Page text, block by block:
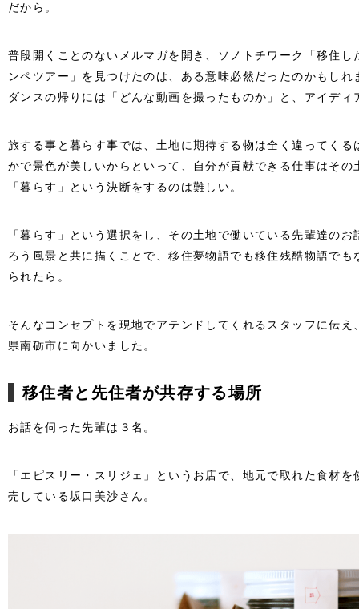
だから。
普段開くことのないメルマガを開き、ソノトチワーク「移住
ンペツアー」を見つけたのは、ある意味必然だったのかもし
ダンスの帰りには「どんな動画を撮ったものか」と、アイデ
旅する事と暮らす事では、土地に期待する物は全く違ってく
かで景色が美しいからといって、自分が貢献できる仕事はそ
「暮らす」という決断をするのは難しい。
「暮らす」という選択をし、その土地で働いている先輩達の
ろう風景と共に描くことで、移住夢物語でも移住残酷物語で
られたら。
そんなコンセプトを現地でアテンドしてくれるスタッフに伝
県南砺市に向かいました。
移住者と先住者が共存する場所
お話を伺った先輩は３名。
「エピスリー・スリジェ」というお店で、地元で取れた食材
売している坂口美沙さん。